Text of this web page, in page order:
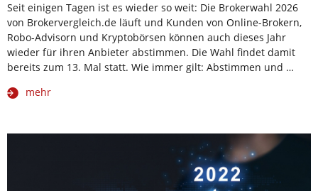
Seit einigen Tagen ist es wieder so weit: Die Brokerwahl 2026
von Brokervergleich.de läuft und Kunden von Online-Brokern,
Robo-Advisorn und Kryptobörsen können auch dieses Jahr
wieder für ihren Anbieter abstimmen. Die Wahl findet damit
bereits zum 13. Mal statt. Wie immer gilt: Abstimmen und …
mehr